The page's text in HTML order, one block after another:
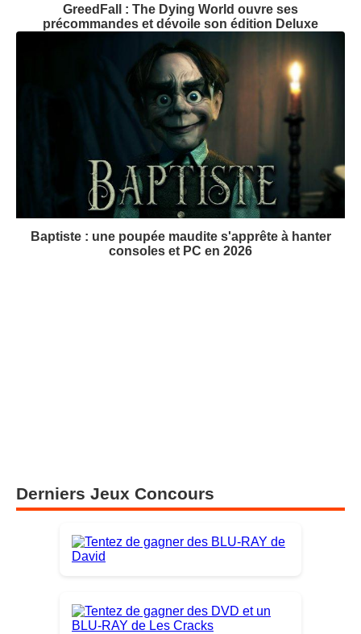
GreedFall : The Dying World ouvre ses
précommandes et dévoile son édition Deluxe
Baptiste : une poupée maudite s'apprête à hanter
consoles et PC en 2026
Derniers Jeux Concours